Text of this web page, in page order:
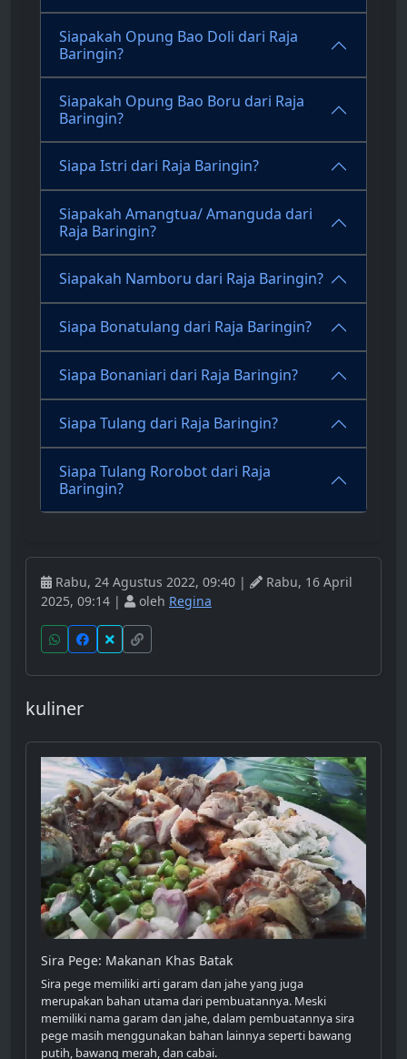
Siapakah Opung Bao Doli dari Raja
Baringin?
Siapakah Opung Bao Boru dari Raja
Baringin?
Siapa Istri dari Raja Baringin?
Siapakah Amangtua/ Amanguda dari
Raja Baringin?
Siapakah Namboru dari Raja Baringin?
Siapa Bonatulang dari Raja Baringin?
Siapa Bonaniari dari Raja Baringin?
Siapa Tulang dari Raja Baringin?
Siapa Tulang Rorobot dari Raja
Baringin?
Rabu, 24 Agustus 2022, 09:40 |
Rabu, 16 April
2025, 09:14 |
oleh Regina
kuliner
Sira Pege: Makanan Khas Batak
Sira pege memiliki arti garam dan jahe yang juga
merupakan bahan utama dari pembuatannya. Meski
memiliki nama garam dan jahe, dalam pembuatannya sira
pege masih menggunakan bahan lainnya seperti bawang
putih, bawang merah, dan cabai.